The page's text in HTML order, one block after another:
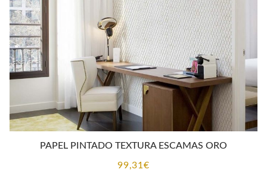
PAPEL PINTADO TEXTURA ESCAMAS ORO
99,31€